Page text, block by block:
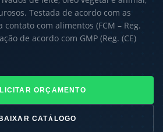
Testada de acordo com as
com alimentos (FCM – Reg.
de acordo com GMP (Reg. (CE)
ORÇAMENTO
BAIXAR CATÁLOGO